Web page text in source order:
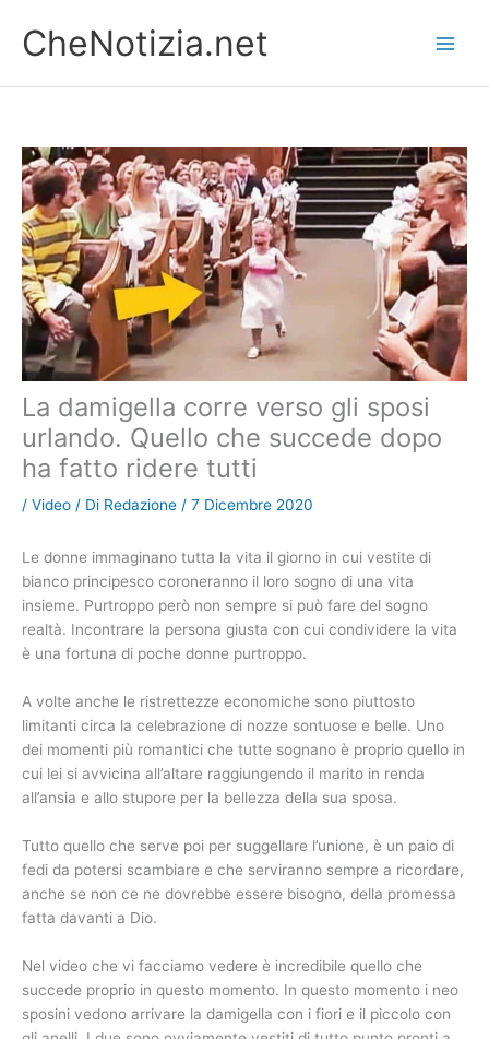
contenuto
CheNotizia.net
La damigella corre verso gli sposi
urlando. Quello che succede dopo
ha fatto ridere tutti
/ Video / Di Redazione / 7 Dicembre 2020
Le donne immaginano tutta la vita il giorno in cui vestite di
bianco principesco coroneranno il loro sogno di una vita
insieme. Purtroppo però non sempre si può fare del sogno
realtà. Incontrare la persona giusta con cui condividere la vita
è una fortuna di poche donne purtroppo.
A volte anche le ristrettezze economiche sono piuttosto
limitanti circa la celebrazione di nozze sontuose e belle. Uno
dei momenti più romantici che tutte sognano è proprio quello in
cui lei si avvicina all’altare raggiungendo il marito in renda
all’ansia e allo stupore per la bellezza della sua sposa.
Tutto quello che serve poi per suggellare l’unione, è un paio di
fedi da potersi scambiare e che serviranno sempre a ricordare,
anche se non ce ne dovrebbe essere bisogno, della promessa
fatta davanti a Dio.
Nel video che vi facciamo vedere è incredibile quello che
succede proprio in questo momento. In questo momento i neo
sposini vedono arrivare la damigella con i fiori e il piccolo con